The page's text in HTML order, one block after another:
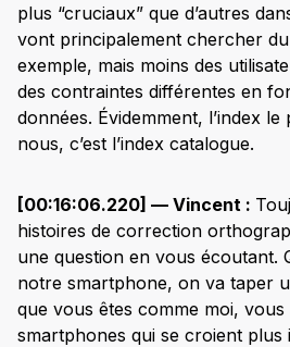
plus “cruciaux” que d’autres
vont principalement chercher
exemple, mais moins des
des contraintes différentes en
données. Évidemment, l’index
nous, c’est l’index catalogue.
[00:16:06.220] — Vincent :
histoires de correction
une question en vous écoutant.
notre smartphone, on va taper
que vous êtes comme moi, vous
smartphones qui se croient plus